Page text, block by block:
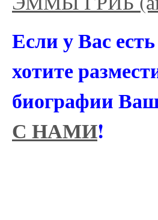
Если у Вас
хотите
биографии
С НАМИ!